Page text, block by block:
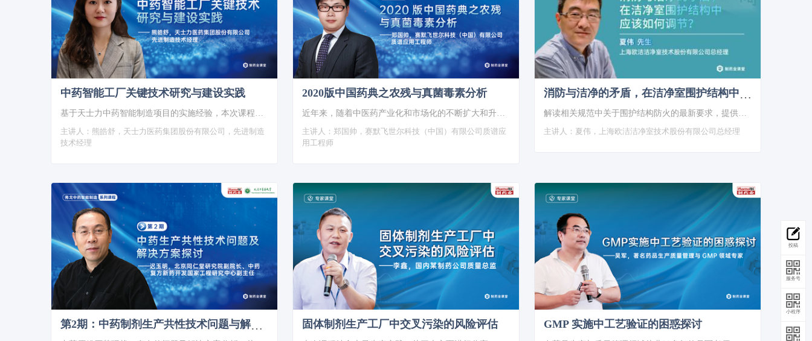
中药智能工厂关键技术研究与建设实践
基于天士力中药智能制造项目的实施经验，本次课程主要介绍中药智能制造关键技术研究及应用、中药智能制造系统架构及开发、天士力智能工厂建设实践，以期探讨中药工业数字化转型升级路径。
主讲人： 熊皓舒，天士力医药集团股份有限公司，先进制造
技术经理
2020版中国药典之农残与真菌毒素分析
近年来，随着中医药产业化和市场化的不断扩大和升级，中药材的质量控制问题日益引起人们的重视。为应对中药产业化过程中质量控制的问题，国家药典委员会在2020版《中国药典》对中药及其饮片做了…
主讲人： 郑国帅，赛默飞世尔科技（中国）有限公司质谱应
用工程师
消防与洁净的矛盾，在洁净室围护结构中应该如何调节？
解读相关规范中关于围护结构防火的最新要求，提供洁净室围护结构防火的全新解决方案。
主讲人： 夏伟，上海欧洁洁净室技术股份有限公司总经理
第2期：中药制剂生产共性技术问题与解决方案探讨 固体制剂生产工厂中交叉污染的风险评估 GMP 实施中工艺验证的困惑探讨
投稿
服务号
小程序